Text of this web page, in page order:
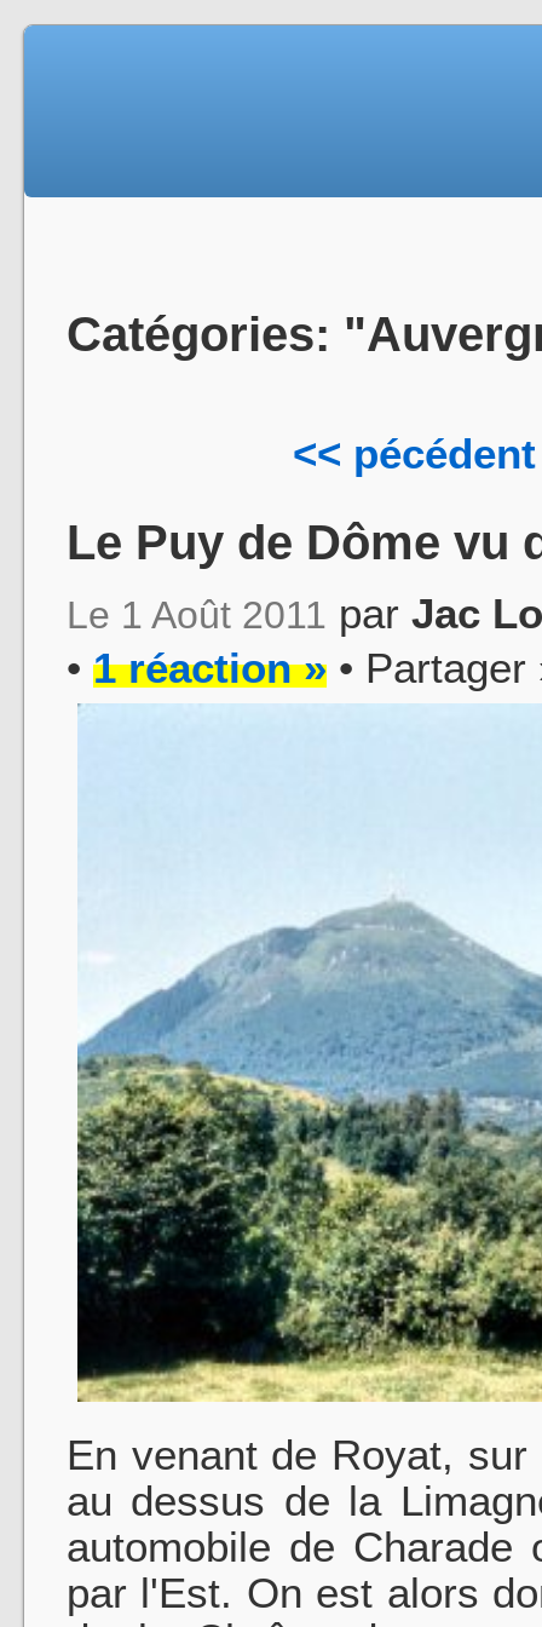
Catégories:
<< pécédent
Le Puy de Dôme vu
Le 1 Août 2011 par Jac
• 1 réaction » •
En venant de Royat,
au dessus de la
automobile de
par l'Est. On est alors